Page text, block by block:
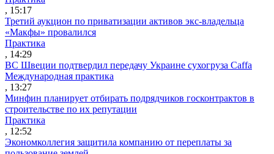
, 15:17
Третий аукцион по приватизации активов экс-владельца
«Макфы» провалился
Практика
, 14:29
ВС Швеции подтвердил передачу Украине сухогруза Caffa
Международная практика
, 13:27
Минфин планирует отбирать подрядчиков госконтрактов в
строительстве по их репутации
Практика
, 12:52
Экономколлегия защитила компанию от переплаты за